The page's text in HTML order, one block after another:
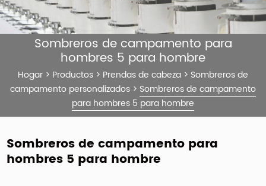
Sombreros de campamento para
hombres 5 para hombre
Hogar > Productos > Prendas de cabeza > Sombreros de
campamento personalizados > Sombreros de campamento
para hombres 5 para hombre
Sombreros de campamento para
hombres 5 para hombre